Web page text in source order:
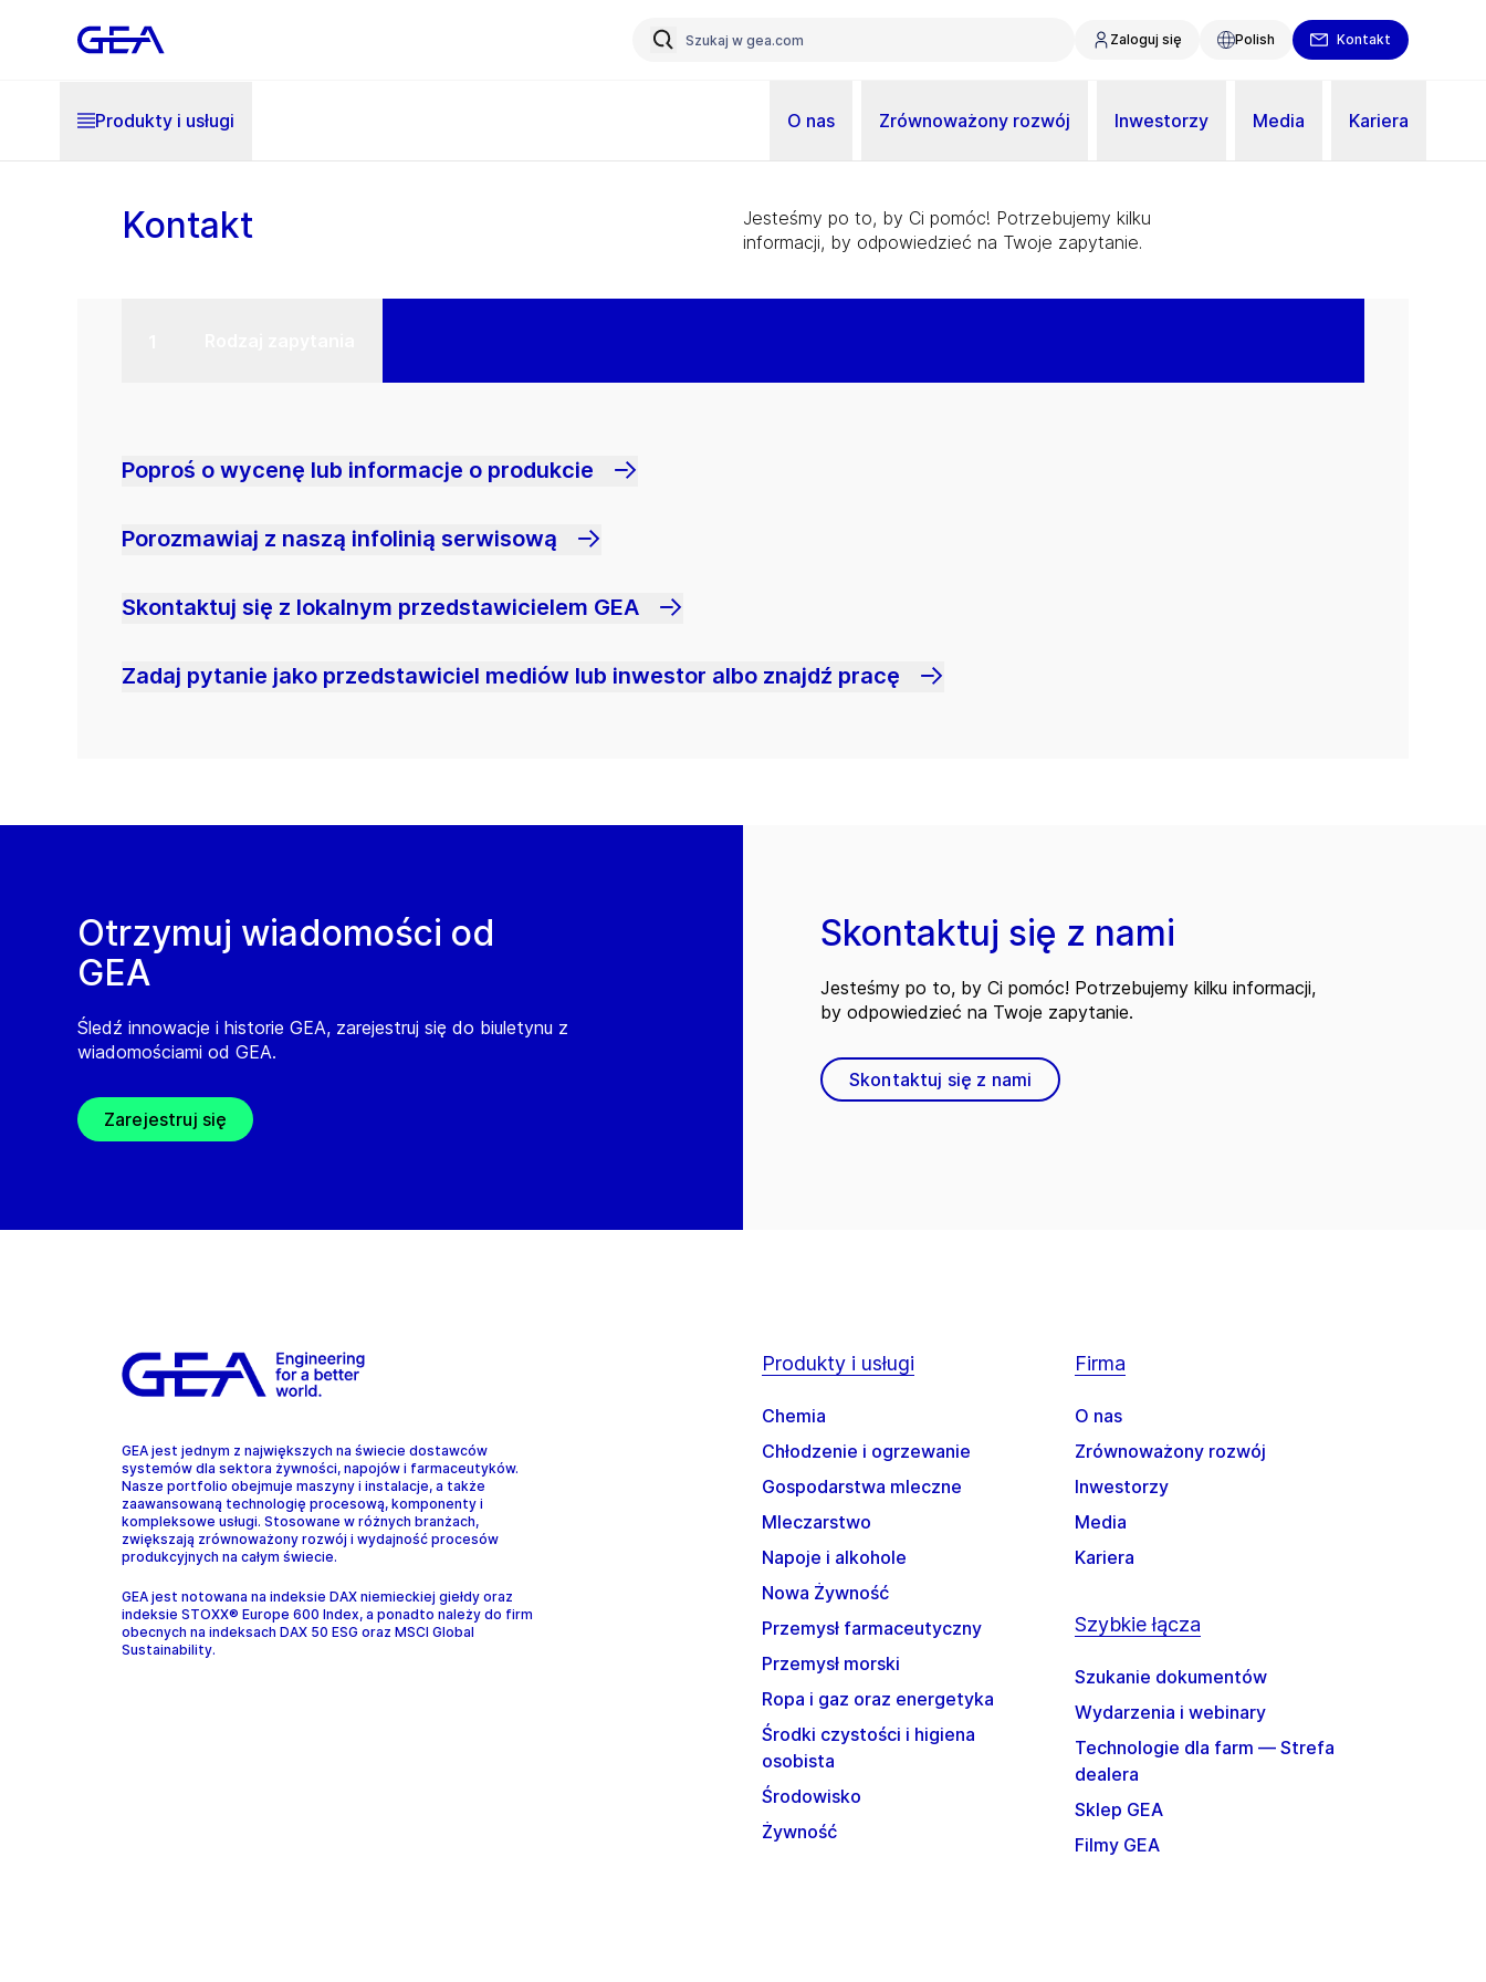
Zaloguj się Polish Kontakt
Produkty i usługi O nas Zrównoważony rozwój Inwestorzy Media Kariera
Kontakt
Jesteśmy po to, by Ci pomóc! Potrzebujemy kilku
informacji, by odpowiedzieć na Twoje zapytanie.
Poproś o wycenę lub informacje o produkcie
Porozmawiaj z naszą infolinią serwisową
Skontaktuj się z lokalnym przedstawicielem GEA
Zadaj pytanie jako przedstawiciel mediów lub inwestor albo znajdź pracę
Otrzymuj wiadomości od
GEA
Śledź innowacje i historie GEA, zarejestruj się do biuletynu z
wiadomościami od GEA.
Zarejestruj się
Skontaktuj się z nami
Jesteśmy po to, by Ci pomóc! Potrzebujemy kilku informacji,
by odpowiedzieć na Twoje zapytanie.
Skontaktuj się z nami
GEA jest jednym z największych na świecie dostawców
systemów dla sektora żywności, napojów i farmaceutyków.
Nasze portfolio obejmuje maszyny i instalacje, a także
zaawansowaną technologię procesową, komponenty i
kompleksowe usługi. Stosowane w różnych branżach,
zwiększają zrównoważony rozwój i wydajność procesów
produkcyjnych na całym świecie.
GEA jest notowana na indeksie DAX niemieckiej giełdy oraz
indeksie STOXX® Europe 600 Index, a ponadto należy do firm
obecnych na indeksach DAX 50 ESG oraz MSCI Global
Sustainability.
Produkty i usługi
Chemia
Chłodzenie i ogrzewanie
Gospodarstwa mleczne
Mleczarstwo
Napoje i alkohole
Nowa Żywność
Przemysł farmaceutyczny
Przemysł morski
Ropa i gaz oraz energetyka
Środki czystości i higiena
osobista
Środowisko
Żywność
Firma
O nas
Zrównoważony rozwój
Inwestorzy
Media
Kariera
Szybkie łącza
Szukanie dokumentów
Wydarzenia i webinary
Technologie dla farm — Strefa
dealera
Sklep GEA
Filmy GEA